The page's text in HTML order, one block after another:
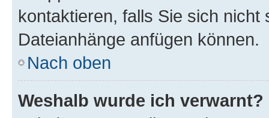
kontaktieren, falls Sie sich
Dateianhänge anfügen können.
Nach oben
Weshalb wurde ich verwarnt?